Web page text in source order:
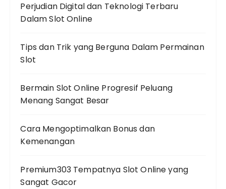
Perjudian Digital dan Teknologi Terbaru
Dalam Slot Online
Tips dan Trik yang Berguna Dalam Permainan
Slot
Bermain Slot Online Progresif Peluang
Menang Sangat Besar
Cara Mengoptimalkan Bonus dan
Kemenangan
Premium303 Tempatnya Slot Online yang
Sangat Gacor